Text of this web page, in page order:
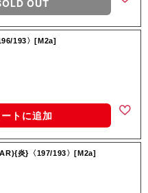
OUT
193〉[M2a]
トに追加
炎}〈197/193〉[M2a]